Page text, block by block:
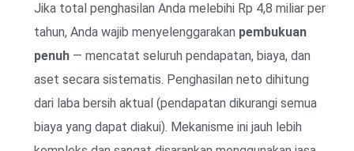
Jika total penghasilan Anda melebihi Rp 4,8 miliar per
tahun, Anda wajib menyelenggarakan pembukuan
penuh — mencatat seluruh pendapatan, biaya, dan
aset secara sistematis. Penghasilan neto dihitung
dari laba bersih aktual (pendapatan dikurangi semua
biaya yang dapat diakui). Mekanisme ini jauh lebih